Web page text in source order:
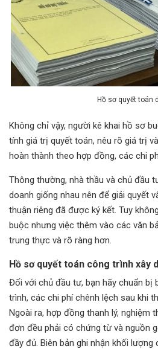
Hồ sơ quyết toán
Không chỉ vậy, người kê khai hồ sơ
tính giá trị quyết toán, nêu rõ giá trị
hoàn thành theo hợp đồng, các chi
Thông thường, nhà thầu và chủ đầu
doanh giống nhau nên để giải quyết
thuận riêng đã được ký kết. Tuy
buộc nhưng việc thêm vào các văn
trung thực và rõ ràng hơn.
Hồ sơ quyết toán công trình xây
Đối với chủ đầu tư, bạn hãy chuẩn bị
trình, các chi phí chênh lệch sau khi
Ngoài ra, hợp đồng thanh lý, nghiệm
đơn đều phải có chứng từ và nguồn
đầy đủ. Biên bản ghi nhận khối